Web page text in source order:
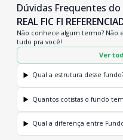
Dúvidas Frequentes
REAL FIC FI
Não conhece algum termo? Não
tudo pra você!
Ver
Qual a estrutura desse
Quantos cotistas o fundo
Qual a diferença entre Fundo